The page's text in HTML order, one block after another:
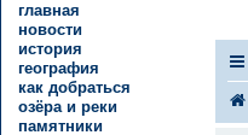
главная
новости
история
география
как добраться
озёра и реки
памятники